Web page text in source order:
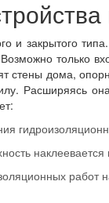
и закрытого
только
стены дома,
Расширяясь
работ